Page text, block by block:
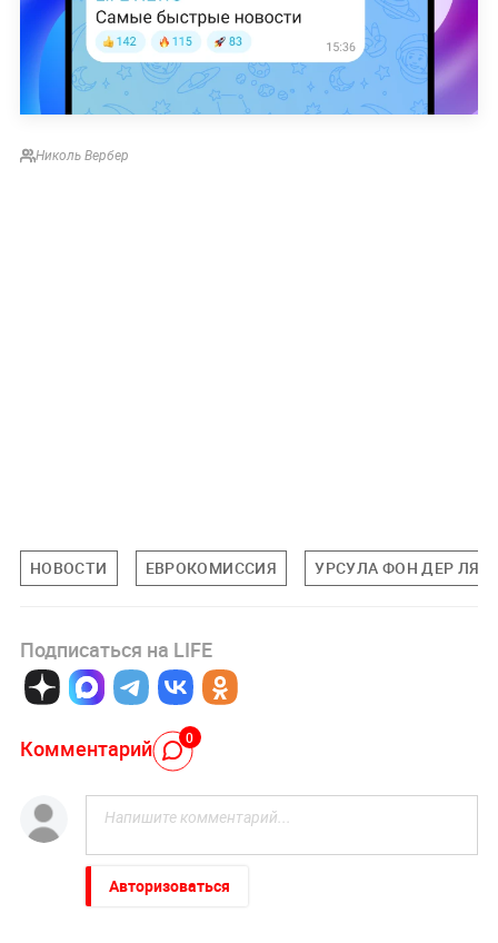
Николь Вербер
НОВОСТИ ЕВРОКОМИССИЯ УРСУЛА ФОН ДЕР
Подписаться на LIFE
Комментарий 0
Авторизоваться